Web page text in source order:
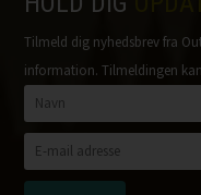
Tilmeld dig nyhedsbrev fra
information. Tilmeldingen